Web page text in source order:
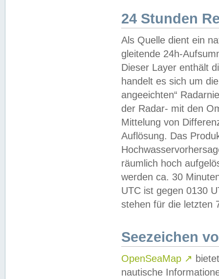
24 Stunden
Als Quelle dient ein
gleitende 24h-
Dieser Layer enthält
handelt es sich um
angeeichten“
der Radar- mit den
Mittelung von
Auflösung. Das
räumlich hoch
werden ca. 30
UTC ist gegen 0130
stehen für die letzten
Seezeichen
OpenSeaMap ↗
nautische